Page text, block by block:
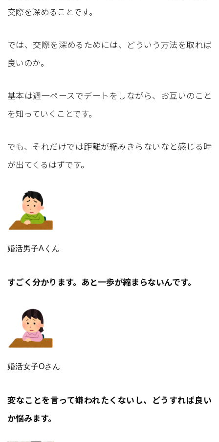
交際を深めることです。
では、交際を深めるためには、どういう方法を取れば
良いのか。
基本は週一ペースでデートをしながら、お互いのこと
を知っていくことです。
でも、それだけでは距離が縮みきらないなと感じる時
が出てくるはずです。
婚活男子Aくん
すごく分かります。あと一歩が縮まらないんです。
婚活女子Oさん
変なことを言って嫌われたくないし、どうすれば良い
か悩みます。